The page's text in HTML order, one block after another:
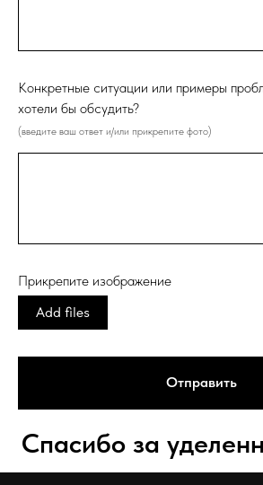
Конкретные ситуации или примеры
хотели бы обсудить?
(введите ваш ответ и/или прикрепите фото)
Прикрепите изображение
Add files
Отправить
Спасибо за